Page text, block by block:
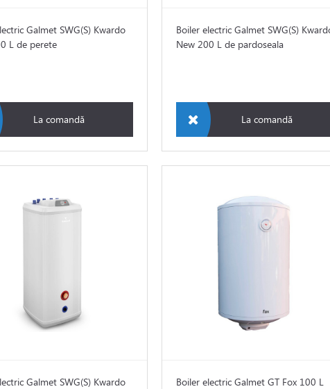
Galmet SWG(S) Kwardo
L de perete
La comandă
Boiler electric Galmet SWG(S)
New 200 L de pardoseala
La comandă
Galmet SWG(S) Kwardo
Boiler electric Galmet GT Fox 100 L